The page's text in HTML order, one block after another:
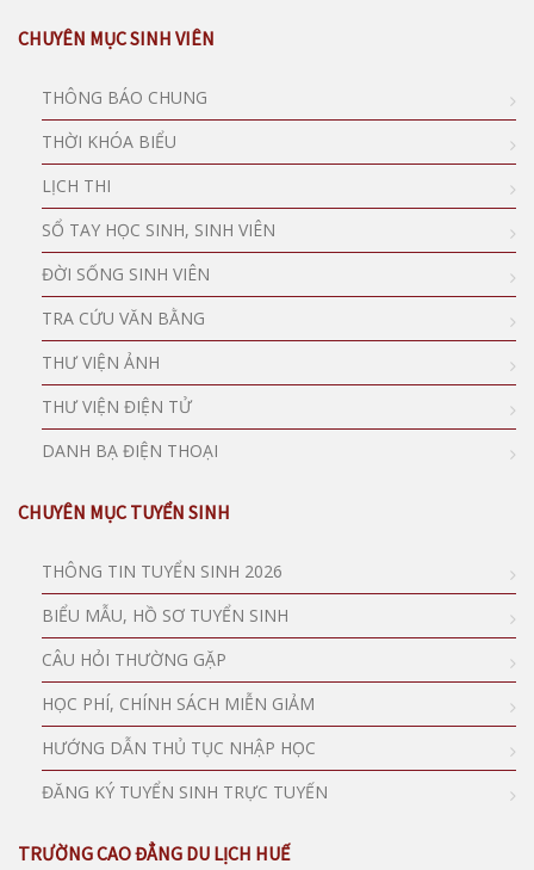
CHUYÊN MỤC SINH VIÊN
THÔNG BÁO CHUNG
THỜI KHÓA BIỂU
LỊCH THI
SỔ TAY HỌC SINH, SINH VIÊN
ĐỜI SỐNG SINH VIÊN
TRA CỨU VĂN BẰNG
THƯ VIỆN ẢNH
THƯ VIỆN ĐIỆN TỬ
DANH BẠ ĐIỆN THOẠI
CHUYÊN MỤC TUYỂN SINH
THÔNG TIN TUYỂN SINH 2026
BIỂU MẪU, HỒ SƠ TUYỂN SINH
CÂU HỎI THƯỜNG GẶP
HỌC PHÍ, CHÍNH SÁCH MIỄN GIẢM
HƯỚNG DẪN THỦ TỤC NHẬP HỌC
ĐĂNG KÝ TUYỂN SINH TRỰC TUYẾN
TRƯỜNG CAO ĐẲNG DU LỊCH HUẾ